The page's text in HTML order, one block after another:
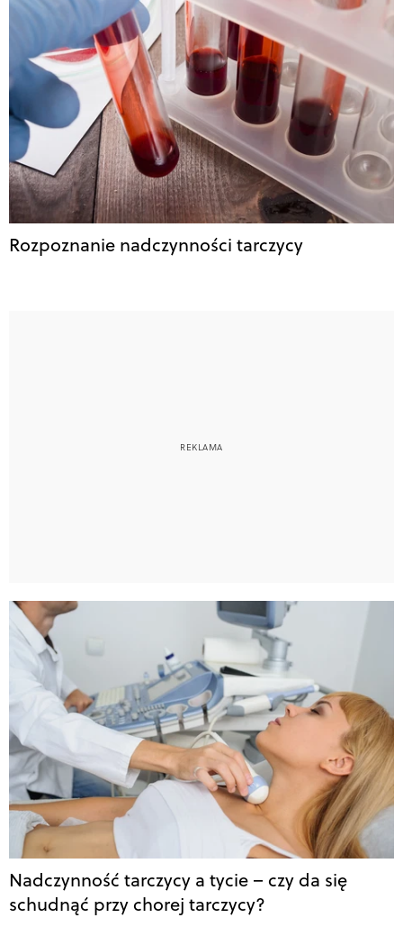
Rozpoznanie nadczynności tarczycy
Nadczynność tarczycy a tycie – czy da się
schudnąć przy chorej tarczycy?